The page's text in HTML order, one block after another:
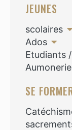
JEUNES
scolaires
Ados
Etudiants
SE